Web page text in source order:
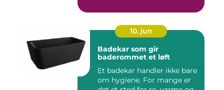
10. jun
Badekar som gir
baderommet et løft
Et badekar handler ikke bare
om hygiene. For mange er